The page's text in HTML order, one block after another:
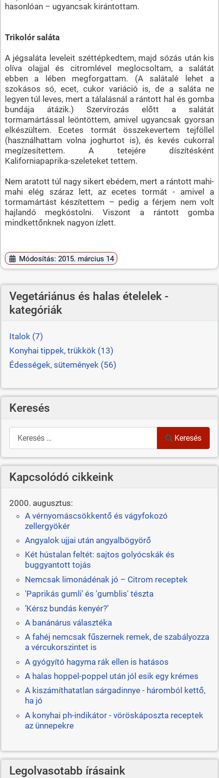
hasonlóan – ugyancsak kirántottam.
Trikolór saláta
A jégsaláta leveleit széttépkedtem, majd sózás után kis
olíva olajjal és citromlével meglocsoltam, a salátát
ebben a lében megforgattam. (A salátalé lehet a
szokásos só, ecet, cukor variáció is, de a saláta ne
legyen túl leves, mert a tálalásnál a rántott hal és gomba
bundája átázik.) Szervírozás előtt a salátát
tormamártással leöntöttem, amivel ugyancsak gyorsan
elkészültem. Ecetes tormát összekevertem tejföllel
(használhattam volna joghurtot is), és kevés cukorral
megízesítettem. A tetejére díszítésként
Kaliforniapaprika-szeleteket tettem.
Nem aratott túl nagy sikert ebédem, mert a rántott mahi-
mahi elég száraz lett, az ecetes tormát - amivel a
tormamártást készítettem – pedig a férjem nem volt
hajlandó megkóstolni. Viszont a rántott gomba
mindkettőnknek nagyon ízlett.
Módosítás: 2015. március 14
Vegetáriánus és halas ételelek -
kategóriák
Italok (7)
Konyhai tippek, trükkök (13)
Édességek, sütemények (56)
Keresés
Keresés
Keresés
Kapcsolódó cikkeink
2000. augusztus:
A vérnyomáscsökkentő és vágyfokozó
zellergyökér
Angyalok ujjai után angyalbögyörő
Két hústalan feltét: sajtos golyócskák és
buggyantott tojás
Nemcsak limonádénak jó – Citrom receptek
'Paprikás gumli' és 'gumblis' tészta
’Kérsz bundás kenyér?’
A banánárus választéka
A fahéj nemcsak fűszernek remek, de szabályozza
a vércukorszintet is
A gyógyító hagyma rák ellen is hatásos
A halas hoppel-poppel után jól esik egy krémes
A kiszámíthatatlan sárgadinnye - háromból kettő,
ha jó
A konyhai ph-indikátor - vöröskáposzta receptek
az ünnepekre
Legolvasotabb írásaink